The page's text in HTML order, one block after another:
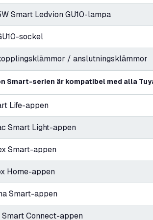
Smart Ledvion GU10-lampa
sockel
/ anslutningsklämmor
Smart-serien är kompatibel med alla
Life-appen
Smart Light-appen
Smart-appen
Home-appen
Smart-appen
Smart Connect-appen